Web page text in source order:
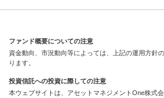
ファンド概要についての注意
資金動向、市況動向等によっては、上記の運用方針
ります。
投資信託への投資に際しての注意
本ウェブサイトは、アセットマネジメントOne株式